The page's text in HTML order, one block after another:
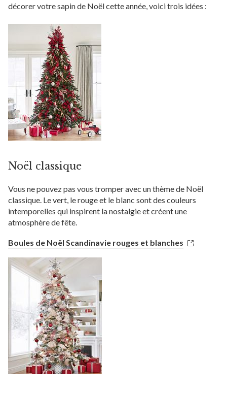
décorer votre sapin de Noël cette année, voici trois idées :
Noël classique
Vous ne pouvez pas vous tromper avec un thème de Noël
classique. Le vert, le rouge et le blanc sont des couleurs
intemporelles qui inspirent la nostalgie et créent une
atmosphère de fête.
Boules de Noël Scandinavie rouges et blanches